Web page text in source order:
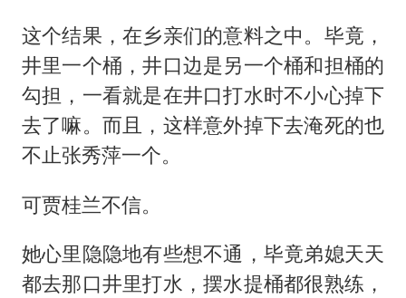
这个结果，在乡亲们的意料之中。毕竟，
井里一个桶，井口边是另一个桶和担桶的
勾担，一看就是在井口打水时不小心掉下
去了嘛。而且，这样意外掉下去淹死的也
不止张秀萍一个。
可贾桂兰不信。
她心里隐隐地有些想不通，毕竟弟媳天天
都去那口井里打水，摆水提桶都很熟练，